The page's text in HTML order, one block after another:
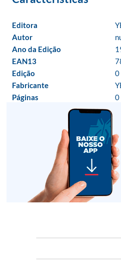
Editora
Autor
Ano da Edição
EAN13
Edição
0
Fabricante
Páginas
0